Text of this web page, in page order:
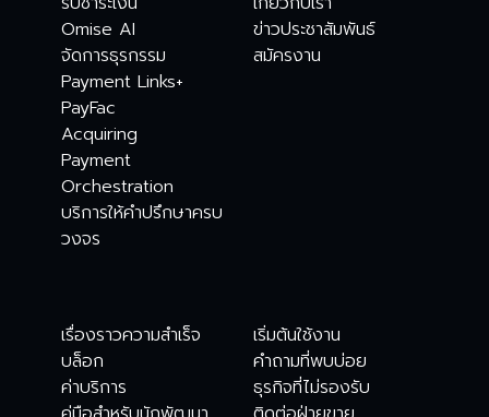
Omise AI
จัดการธุรกรรม
Payment Links+
PayFac
Acquiring
Payment
Orchestration
บริการให้คำปรึกษาครบ
วงจร
ข่าวประชาสัมพันธ์
สมัครงาน
เรื่องราวความสำเร็จ
บล็อก
ค่าบริการ
เริ่มต้นใช้งาน
คำถามที่พบบ่อย
ธุรกิจที่ไม่รองรับ